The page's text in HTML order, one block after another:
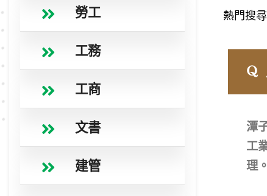
勞工
工務
工商
文書
建管
熱門搜尋
潭
工
理。